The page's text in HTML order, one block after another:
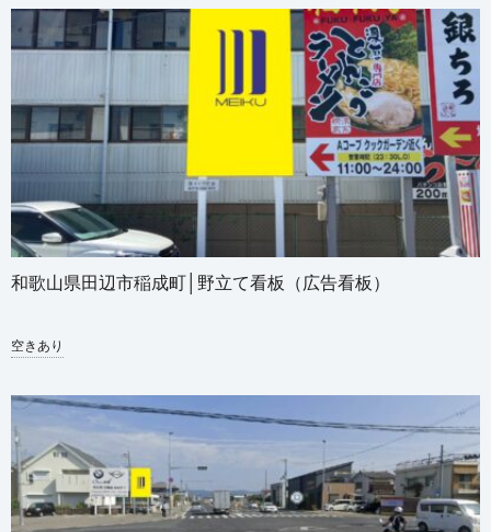
和歌山県田辺市稲成町│野立て看板（広告看板）
空きあり